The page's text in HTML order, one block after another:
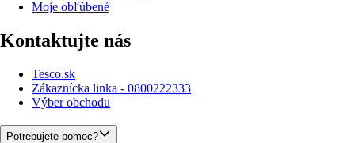
Moje obľúbené
Kontaktujte nás
Tesco.sk
Zákaznícka linka - 0800222333
Výber obchodu
Potrebujete pomoc?